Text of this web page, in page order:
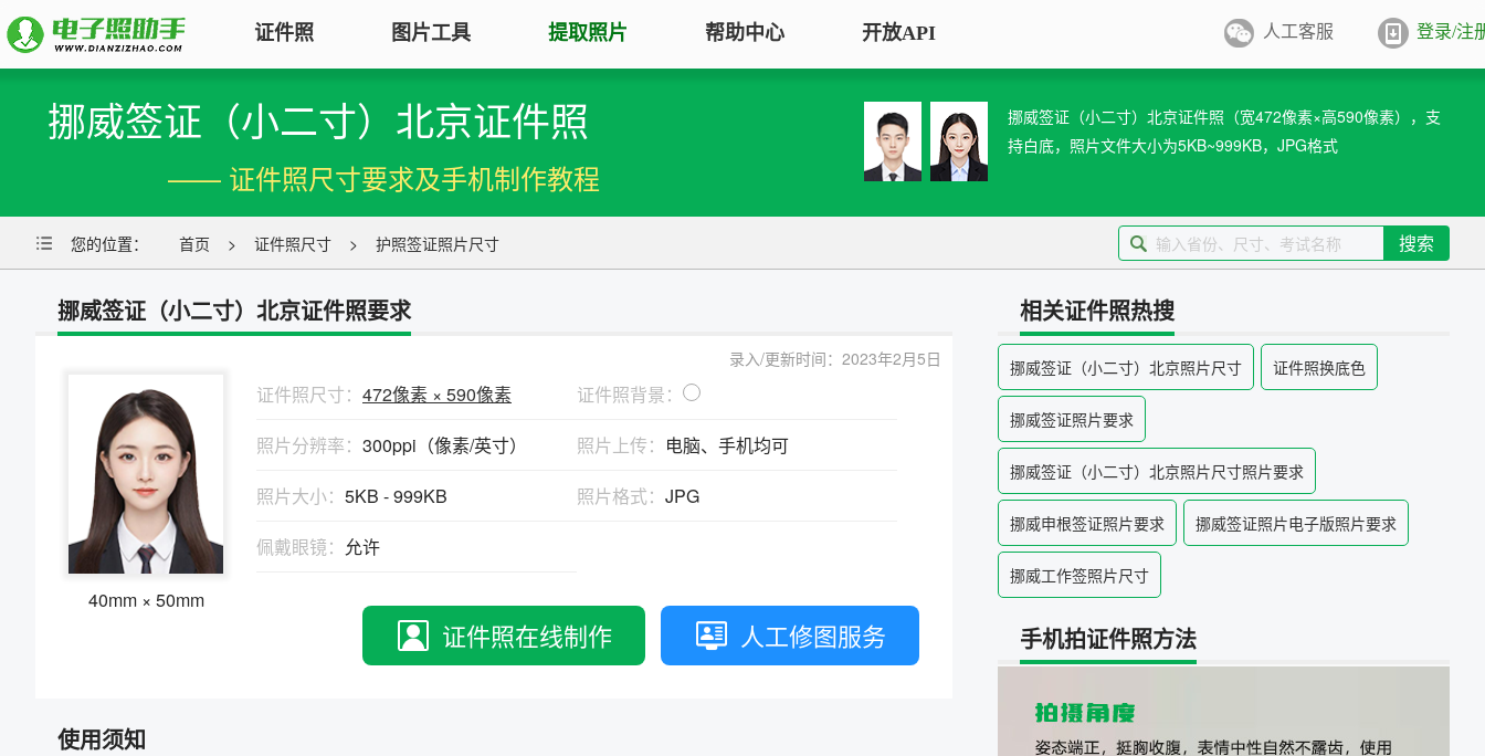
证件照
证件照电子版制作
一寸照片|二寸照片|五寸照片
报名照片
批量处理证件照
照片换背景色、修改尺寸、压缩KB
高效批量改图，会员低至0.25元
证件照回执
社保卡|居住证
网约车证|
特色服务专区 证件照采集系统
全国中小学生学籍照片采集系统
银行社保卡照片采集系统
退役军人优待证照片采集系统
中小学证件照采集系统
高校证件照采集系统
制卡印刷&照片采集一体化平台
图片工具
图片压缩
图片合并
图片加水印
Logo
图片去水印
涂抹轻松去掉照片上的水印、杂
物、瑕疵和斑点
手机拍照扫描仪
化一键搞定
图片改分辨率（DPI/PPI）
换算图片尺寸常见单位，如毫米、
像素、分辨率
图片彩色转黑白灰
拟打印效果
证件照排版
将单张证件照排版至5寸/6寸相纸，
用于打印
常用文档纸张尺寸
A3/A4/B5/营业执照/身份证/毕业证
提取照片 帮助中心 开放API 人工客服 登录/注
挪威签证（小二寸）北京证件照
—— 证件照尺寸要求及手机制作教程
挪威签证（小二寸）北京证件照（宽472像素×高590像素），支
持白底，照片文件大小为5KB~999KB，JPG格式
您的位置： 首页 > 证件照尺寸 > 护照签证照片尺寸 搜索
挪威签证（小二寸）北京证件照要求
录入/更新时间：2023年2月5日
40mm × 50mm
证件照尺寸： 472像素 × 590像素
证件照背景：
照片分辨率： 300ppi（像素/英寸） 照片上传： 电脑、手机均可
照片大小： 5KB - 999KB 照片格式： JPG
佩戴眼镜： 允许
证件照在线制作 人工修图服务
使用须知
相关证件照热搜
挪威签证（小二寸）北京照片尺寸 证件照换底色
挪威签证照片要求
挪威签证（小二寸）北京照片尺寸照片要求
挪威申根签证照片要求 挪威签证照片电子版照片要求
挪威工作签照片尺寸
手机拍证件照方法